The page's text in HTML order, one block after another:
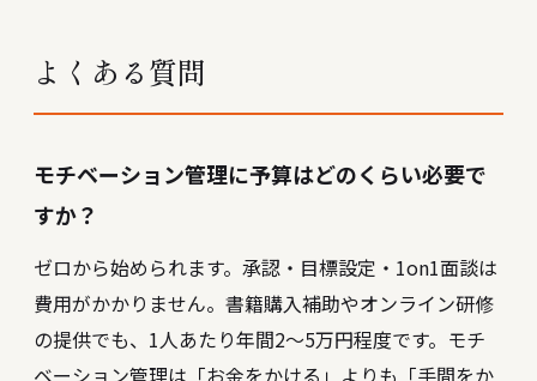
よくある質問
モチベーション管理に予算はどのくらい必要で
すか？
ゼロから始められます。承認・目標設定・1on1面談は
費用がかかりません。書籍購入補助やオンライン研修
の提供でも、1人あたり年間2〜5万円程度です。モチ
ベーション管理は「お金をかける」よりも「手間をか